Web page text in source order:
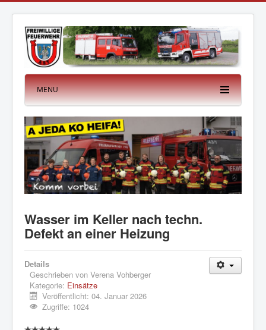
MENU
Wasser im Keller nach techn.
Defekt an einer Heizung
Details
Geschrieben von Verena Vohberger
Kategorie: Einsätze
Veröffentlicht: 04. Januar 2026
Zugriffe: 1024